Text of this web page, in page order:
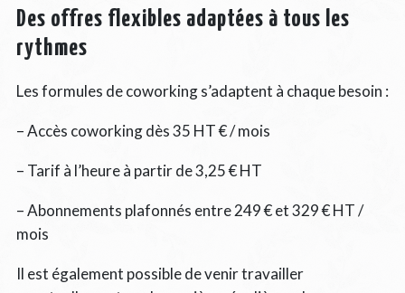
Des offres flexibles adaptées à tous les
rythmes
Les formules de coworking s’adaptent à chaque besoin :
– Accès coworking dès 35 HT € / mois
– Tarif à l’heure à partir de 3,25 € HT
– Abonnements plafonnés entre 249 € et 329 € HT /
mois
Il est également possible de venir travailler